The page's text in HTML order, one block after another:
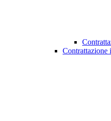
Contrattazione